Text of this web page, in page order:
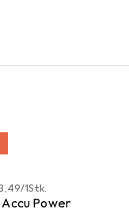
/1Stk.
Power